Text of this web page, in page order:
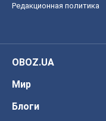
Редакционная политика
OBOZ.UA
Мир
Блоги